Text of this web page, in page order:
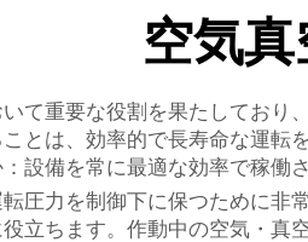
空気
て重要な役割を果たしてお
とは、効率的で長寿命な運
設備を常に最適な効率で稼働
圧力を制御下に保つために
立ちます。作動中の空気・